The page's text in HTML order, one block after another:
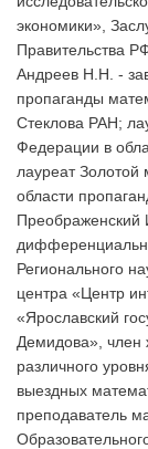
экономики»,
Правительства
Андреев Н.Н. -
пропаганды
Стеклова РАН;
Федерации в
лауреат
области
Преображенский
Регионального
центра «Центр
«Ярославский
Демидова», член
различного
выездных
преподаватель